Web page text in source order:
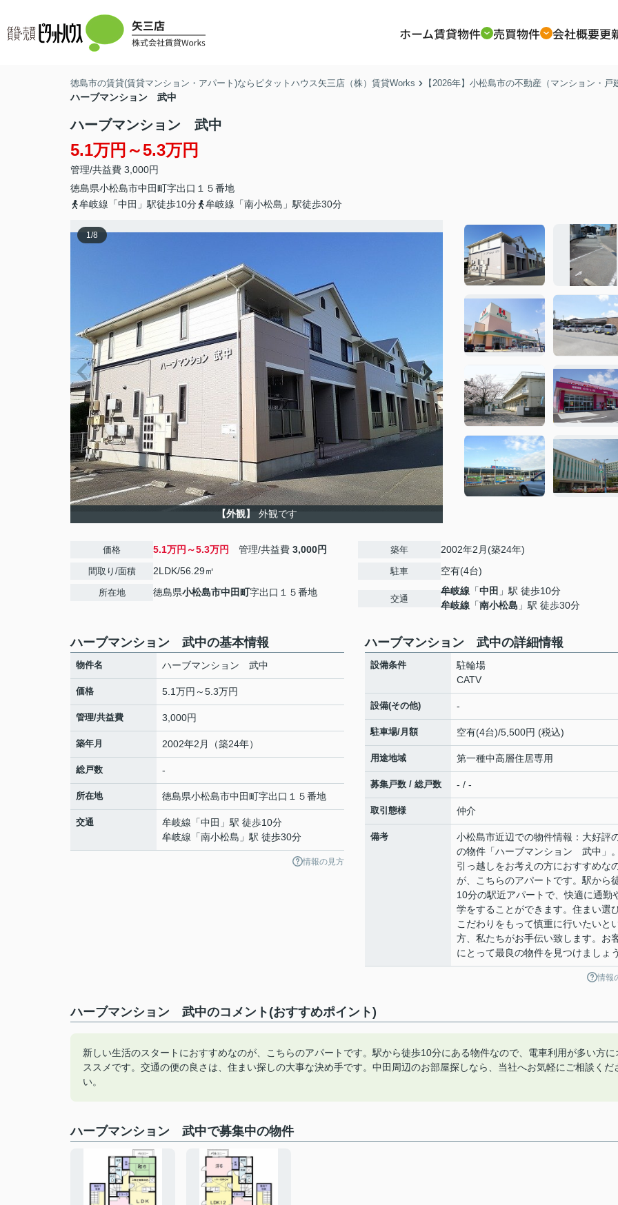
ホーム賃貸物件 売買物件 会社概要更
徳島市の賃貸(賃貸マンション・アパート)ならピタットハウス矢三店（株）賃貸Works 【2026年】小松島市の不動産（マンション・
ハーブマンション 武中
ハーブマンション 武中
5.1万円～5.3万円
管理/共益費 3,000円
徳島県小松島市中田町字出口１５番地
牟岐線「中田」駅徒歩10分
牟岐線「南小松島」駅徒歩30分
1/8
【外観】 外観です
価格 5.1万円～5.3万円 管理/共益費 3,000円
間取り/面積 2LDK/56.29㎡
所在地 徳島県小松島市中田町字出口１５番地
築年 2002年2月(築24年)
駐車 空有(4台)
交通
牟岐線 「中田 」駅 徒歩10分
牟岐線 「南小松島 」駅 徒歩30分
ハーブマンション 武中の基本情報
物件名 ハーブマンション 武中
価格 5.1万円～5.3万円
管理/共益費 3,000円
築年月 2002年2月（築24年）
総戸数 -
所在地 徳島県小松島市中田町字出口１５番地
交通 牟岐線 「中田 」駅 徒歩10分
牟岐線 「南小松島 」駅 徒歩30分
情報の見方
ハーブマンション 武中の詳細情報
設備条件
駐輪場
CATV
設備(その他) -
駐車場/月額 空有(4台)/5,500円 (税込)
用途地域 第一種中高層住居専用
募集戸数 / 総戸数 - / -
取引態様 仲介
備考
小松島市近辺での物件情報：大好評
の物件「ハーブマンション 武中」
引っ越しをお考えの方におすすめな
が、こちらのアパートです。駅から
10分の駅近アパートで、快適に通勤
学をすることができます。住まい選
こだわりをもって慎重に行いたいと
方、私たちがお手伝い致します。お
にとって最良の物件を見つけましょう
情報
ハーブマンション 武中のコメント(おすすめポイント)
新しい生活のスタートにおすすめなのが、こちらのアパートです。駅から徒歩10分にある物件なので、電車利用が多い方に
ススメです。交通の便の良さは、住まい探しの大事な決め手です。中田周辺のお部屋探しなら、当社へお気軽にご相談くだ
い。
ハーブマンション 武中で募集中の物件